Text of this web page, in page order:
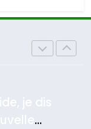
RÉSILIENTE :
Vanessa De